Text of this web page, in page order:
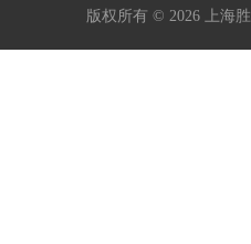
版权所有 © 2026 上海